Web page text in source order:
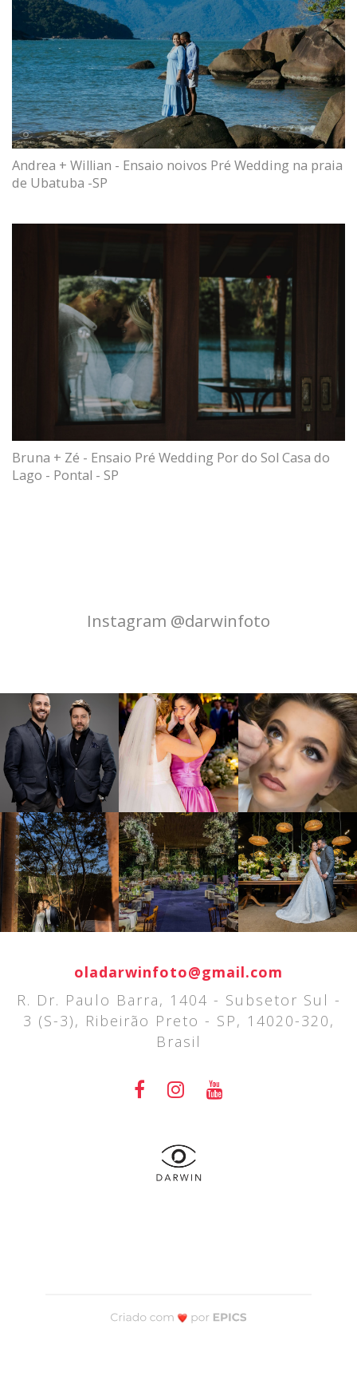
Andrea + Willian - Ensaio noivos Pré Wedding na praia
de Ubatuba -SP
Bruna + Zé - Ensaio Pré Wedding Por do Sol Casa do
Lago - Pontal - SP
Instagram @darwinfoto
oladarwinfoto@gmail.com
R. Dr. Paulo Barra, 1404 - Subsetor Sul -
3 (S-3), Ribeirão Preto - SP, 14020-320,
Brasil